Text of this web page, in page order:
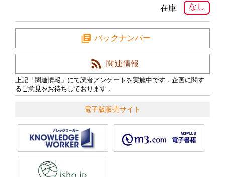
なし
在庫
バックナンバー
関連情報
上記「関連情報」にて読者アンケートを実施中です．企画に関す
るご意見をお待ちしております．
電子版販売サイト